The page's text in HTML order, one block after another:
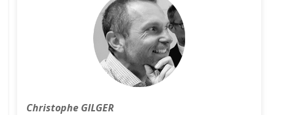
Christophe GILGER